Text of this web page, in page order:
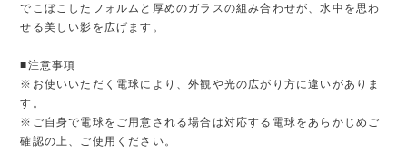
でこぼこしたフォルムと厚めのガラスの組み合わせが、水中を思わ
せる美しい影を広げます。
■注意事項
※お使いいただく電球により、外観や光の広がり方に違いがありま
す。
※ご自身で電球をご用意される場合は対応する電球をあらかじめご
確認の上、ご使用ください。